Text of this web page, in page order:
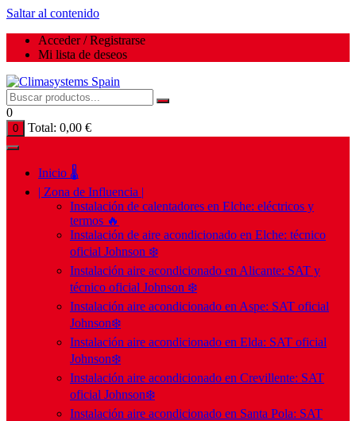
Saltar al contenido
Acceder / Registrarse
Mi lista de deseos
0
0 Total: 0,00 €
Inicio 🌡️
| Zona de Influencia |
Instalación de calentadores en Elche: eléctricos y
termos 🔥
Instalación de aire acondicionado en Elche: técnico
oficial Johnson ❄️
Instalación aire acondicionado en Alicante: SAT y
técnico oficial Johnson ❄️
Instalación aire acondicionado en Aspe: SAT oficial
Johnson❄️
Instalación aire acondicionado en Elda: SAT oficial
Johnson❄️
Instalación aire acondicionado en Crevillente: SAT
oficial Johnson❄️
Instalación aire acondicionado en Santa Pola: SAT